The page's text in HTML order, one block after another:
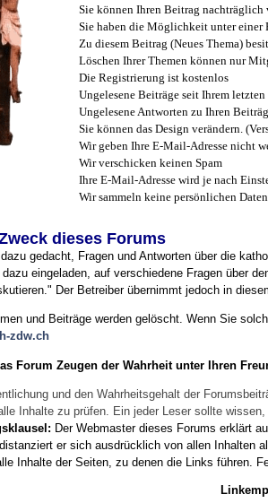
Sie können Ihren Beitrag nachträglich
Sie haben die Möglichkeit unter einer
Zu diesem Beitrag (Neues Thema)
Löschen Ihrer Themen können nur
Die Registrierung ist kostenlos
Ungelesene Beiträge seit Ihrem letzten
Ungelesene Antworten zu Ihren
Sie können das Design verändern.
Wir geben Ihre E-Mail-Adresse nicht
Wir verschicken keinen Spam
Ihre E-Mail-Adresse wird je nach
Wir sammeln keine persönlichen
dieses Forums
gedacht, Fragen und Antworten über die
eingeladen, auf verschiedene Fragen über
Der Betreiber übernimmt jedoch in
und Beiträge werden gelöscht. Wenn Sie
zdw.ch
Forum Zeugen der Wahrheit unter Ihren
und den Wahrheitsgehalt der
Inhalte zu prüfen. Ein jeder Leser sollte
Der Webmaster dieses Forums erklärt
er sich ausdrücklich von allen Inhalten
Inhalte der Seiten, zu denen die Links führen.